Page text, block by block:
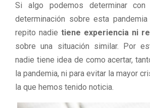
Si algo podemos determinar
determinación sobre esta
repito nadie tiene experiencia ni
sobre una situación similar. Por
nadie tiene idea de como acertar,
la pandemia, ni para evitar la mayor
la que hemos tenido noticia.